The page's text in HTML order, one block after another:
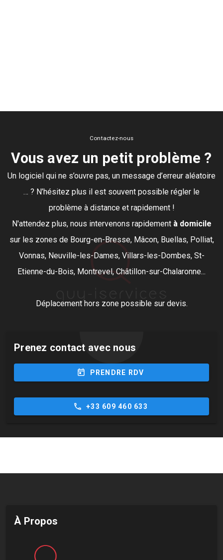
Contactez-nous
Vous avez un petit problème ?
Un logiciel qui ne s’ouvre pas, un message d’erreur aléatoire
… ? N’hésitez plus il est souvent possible régler le
problème à distance et rapidement !
N'attendez plus, nous intervenons rapidement à domicile
sur les zones de Bourg-en-Bresse, Mâcon, Buellas, Polliat,
Vonnas, Neuville-les-Dames, Villars-les-Dombes, St-
Etienne-du-Bois, Montrevel, Châtillon-sur-Chalaronne...
Déplacement hors zone possible sur devis.
Prenez contact avec nous
today PRENDRE RDV
phone +33 609 460 633
À Propos